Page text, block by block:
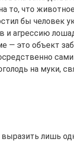
то, что
бы человек
и агрессию
— это объект
на муки,
лишь